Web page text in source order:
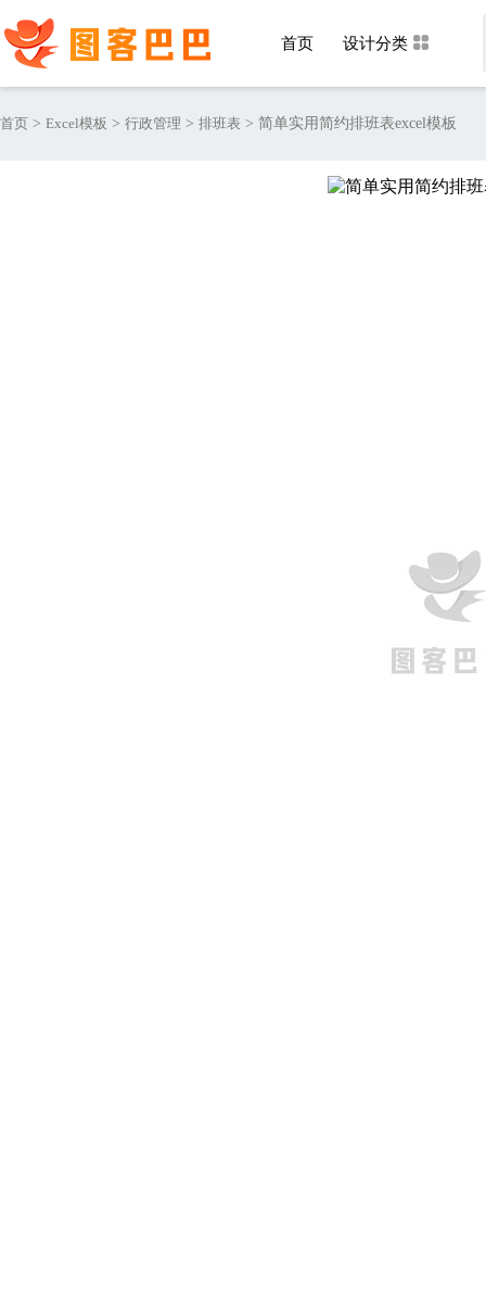
首页 设计分类
首页 > Excel模板 > 行政管理 > 排班表 > 简单实用简约排班表excel模板